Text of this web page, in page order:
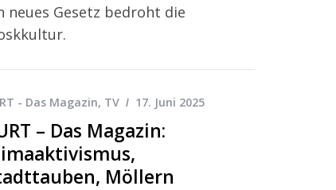
neues Gesetz bedroht die
- Das Magazin, TV 17. Juni 2025
– Das Magazin:
Möllern